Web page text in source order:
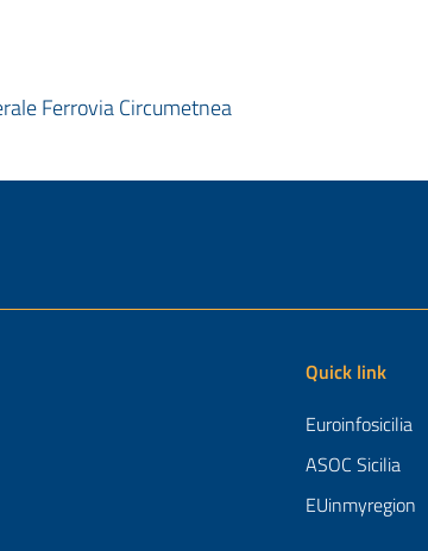
Ferrovia Circumetnea
Quick link
Euroinfosicilia
ASOC Sicilia
EUinmyregion